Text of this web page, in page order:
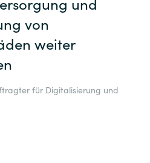
von
weiter
für Digitalisierung und